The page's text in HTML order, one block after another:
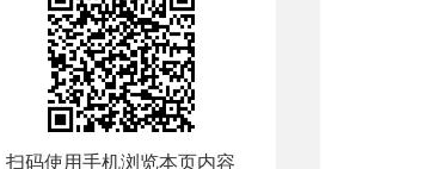
扫码使用手机浏览本页内容